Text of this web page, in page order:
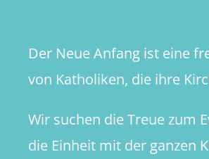
Der Neue Anfang ist eine
von Katholiken, die ihre
Wir suchen die Treue zum
die Einheit mit der ganzen